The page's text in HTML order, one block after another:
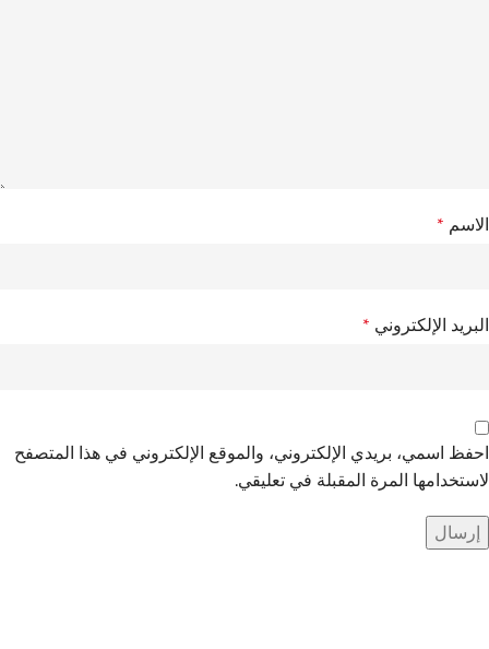
الاسم *
البريد الإلكتروني *
احفظ اسمي، بريدي الإلكتروني، والموقع الإلكتروني في هذا المتصفح
لاستخدامها المرة المقبلة في تعليقي.